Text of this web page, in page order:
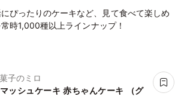
ぴったりのケーキなど、見て食べて楽しめ
時1,000種以上ラインナップ！
子のミロ
ッシュケーキ 赤ちゃんケーキ （グ